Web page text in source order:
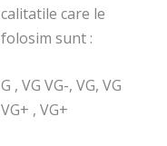
calitatile care le
folosim sunt :
G , VG VG-, VG, VG
VG+ , VG+